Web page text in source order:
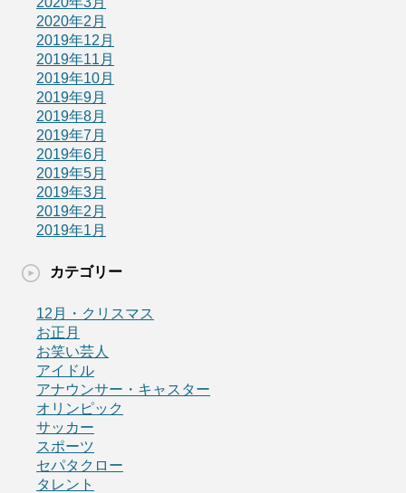
2020年2月
2019年12月
2019年11月
2019年10月
2019年9月
2019年8月
2019年7月
2019年6月
2019年5月
2019年3月
2019年2月
2019年1月
カテゴリー
12月・クリスマス
お正月
お笑い芸人
アイドル
アナウンサー・キャスター
オリンピック
サッカー
スポーツ
セパタクロー
タレント